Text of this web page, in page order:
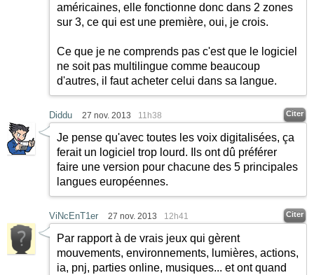
américaines, elle fonctionne donc dans 2 zones
sur 3, ce qui est une première, oui, je crois.
Ce que je ne comprends pas c'est que le logiciel
ne soit pas multilingue comme beaucoup
d'autres, il faut acheter celui dans sa langue.
Diddu 27 nov. 2013 11h38 Citer
Je pense qu'avec toutes les voix digitalisées, ça
ferait un logiciel trop lourd. Ils ont dû préférer
faire une version pour chacune des 5 principales
langues européennes.
ViNcEnT1er 27 nov. 2013 12h41 Citer
Par rapport à de vrais jeux qui gèrent
mouvements, environnements, lumières, actions,
ia, pnj, parties online, musiques... et ont quand